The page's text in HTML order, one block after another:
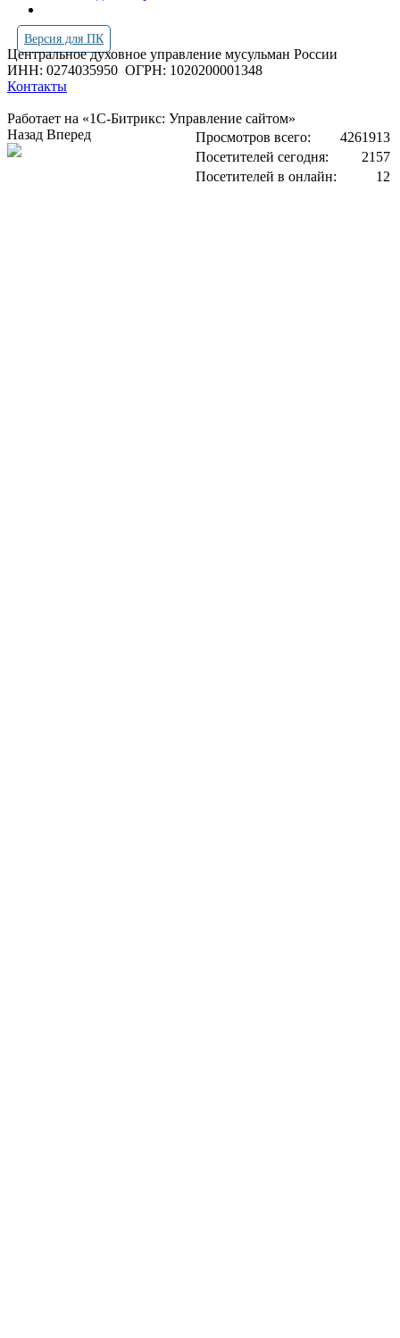
Версия для ПК
Центральное духовное управление мусульман России
ИНН: 0274035950 ОГРН: 1020200001348
Контакты
Работает на «1С-Битрикс: Управление сайтом»
Просмотров всего:
4261913
Посетителей сегодня:
2157
Посетителей в онлайн:
12
Назад Вперед